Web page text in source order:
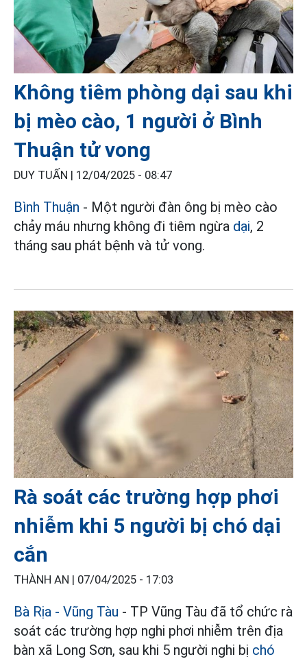
Không tiêm phòng dại sau khi
bị mèo cào, 1 người ở Bình
Thuận tử vong
DUY TUẤN | 12/04/2025 - 08:47
Bình Thuận - Một người đàn ông bị mèo cào
chảy máu nhưng không đi tiêm ngừa dại, 2
tháng sau phát bệnh và tử vong.
Rà soát các trường hợp phơi
nhiễm khi 5 người bị chó dại
cắn
THÀNH AN | 07/04/2025 - 17:03
Bà Rịa - Vũng Tàu - TP Vũng Tàu đã tổ chức rà
soát các trường hợp nghi phơi nhiễm trên địa
bàn xã Long Sơn, sau khi 5 người nghi bị chó